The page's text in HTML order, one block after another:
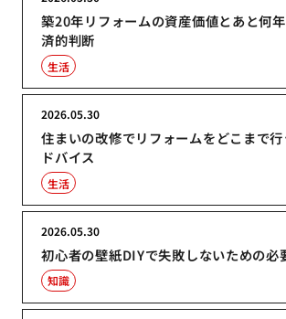
築20年リフォームの資産価値とあと何
済的判断
生活
住まいの改修でリフォームをどこまで
ドバイス
2026.05.30
生活
初心者の壁紙DIYで失敗しないための必
2026.05.30
知識